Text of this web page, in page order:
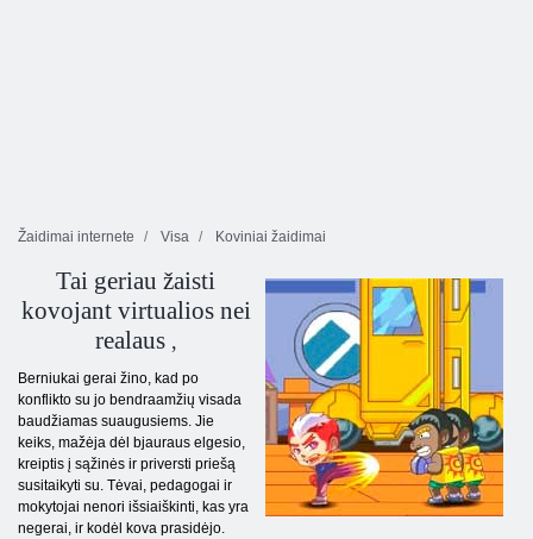
Žaidimai internete Visa Koviniai žaidimai
Tai geriau žaisti
kovojant virtualios nei
realaus ,
Berniukai gerai žino, kad po
konflikto su jo bendraamžių visada
baudžiamas suaugusiems. Jie
keiks, mažėja dėl bjauraus elgesio,
kreiptis į sąžinės ir priversti priešą
susitaikyti su. Tėvai, pedagogai ir
mokytojai nenori išsiaiškinti, kas yra
negerai, ir kodėl kova prasidėjo.